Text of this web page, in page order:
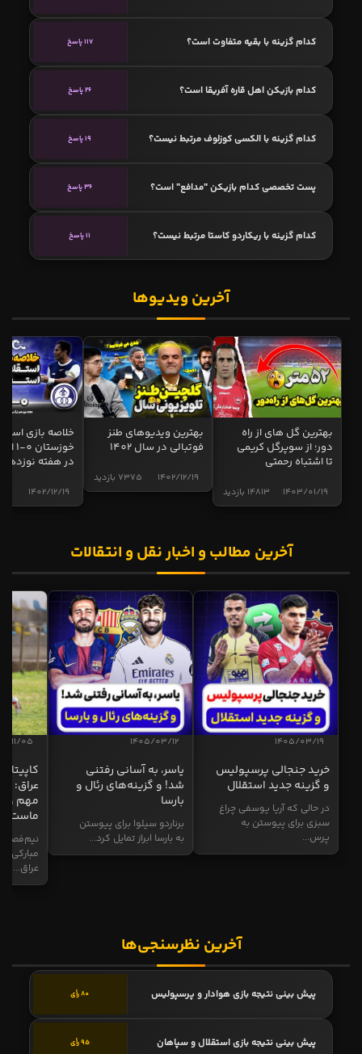
کدام گزینه با بقیه متفاوت است؟ 117 پاسخ
کدام بازیکن اهل قاره آفریقا است؟ 26 پاسخ
کدام گزینه با الکسی کوزلوف مرتبط نیست؟ 19 پاسخ
پست تخصصی کدام بازیکن "مدافع" است؟ 36 پاسخ
کدام گزینه با ریکاردو کاستا مرتبط نیست؟ 11 پاسخ
آخرین ویدیوها
بهترین گل های از راه
دور؛ از سوپرگل کریمی
تا اشتباه رحمتی
14813 بازدید 1403/01/19
بهترین ویدیوهای طنز
فوتبالی در سال 1402
7375 بازدید 1402/12/19
خلاصه بازی
در هفته نوزدهم
1402/12/19
آخرین مطالب و اخبار نقل و انتقالات
1405/03/19
خرید جنجالی پرسپولیس
و گزینه جدید استقلال
در حالی که آریا یوسفی چراغ
سبزی برای پیوستن به
پرس...
1405/03/12
یاسر، به آسانی رفتنی
شد! و گزینه‌های رئال و
بارسا
برناردو سیلوا برای پیوستن
به بارسا ابراز تمایل کرد...
11/05
عراق:
مهم و
ماست
نیم‌فصل
مبارکی
عراق...
آخرین نظرسنجی‌ها
پیش بینی نتیجه بازی هوادار و پرسپولیس 80 رأی
پیش بینی نتیجه بازی استقلال و سپاهان 95 رأی